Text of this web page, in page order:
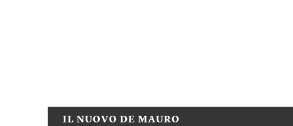
IL NUOVO DE MAURO